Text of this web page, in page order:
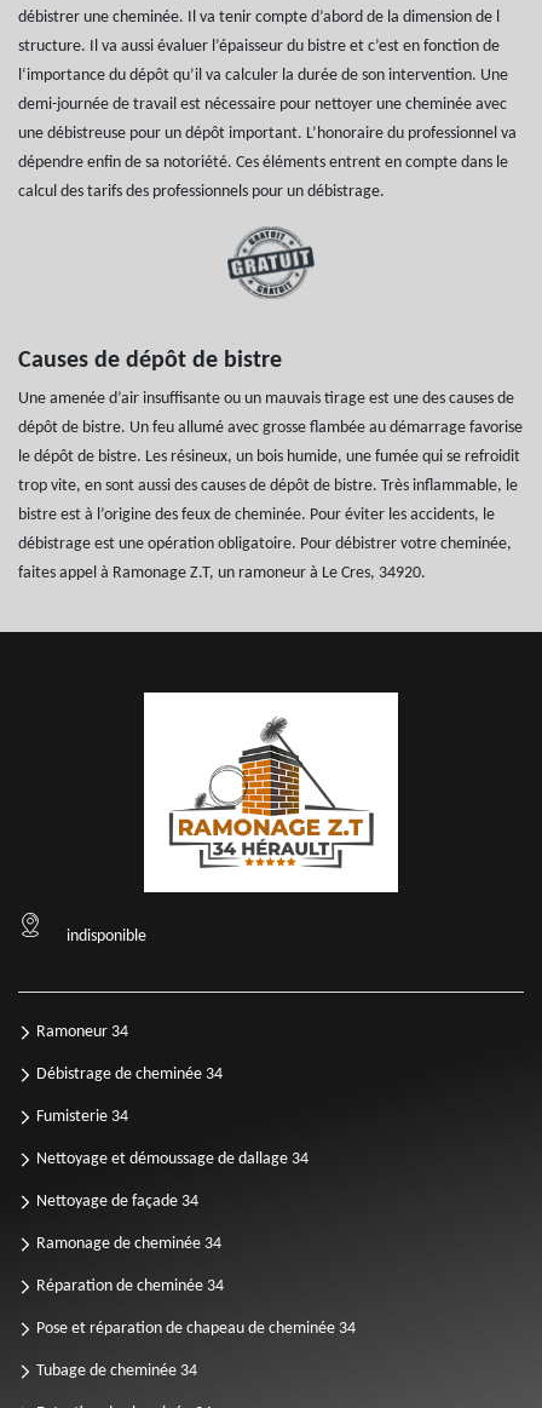
débistrer une cheminée. Il va tenir compte d’abord de la dimension de l
structure. Il va aussi évaluer l’épaisseur du bistre et c’est en fonction de
l‘importance du dépôt qu’il va calculer la durée de son intervention. Une
demi-journée de travail est nécessaire pour nettoyer une cheminée avec
une débistreuse pour un dépôt important. L’honoraire du professionnel va
dépendre enfin de sa notoriété. Ces éléments entrent en compte dans le
calcul des tarifs des professionnels pour un débistrage.
Causes de dépôt de bistre
Une amenée d’air insuffisante ou un mauvais tirage est une des causes de
dépôt de bistre. Un feu allumé avec grosse flambée au démarrage favorise
le dépôt de bistre. Les résineux, un bois humide, une fumée qui se refroidit
trop vite, en sont aussi des causes de dépôt de bistre. Très inflammable, le
bistre est à l’origine des feux de cheminée. Pour éviter les accidents, le
débistrage est une opération obligatoire. Pour débistrer votre cheminée,
faites appel à Ramonage Z.T, un ramoneur à Le Cres, 34920.
indisponible
Ramoneur 34
Débistrage de cheminée 34
Fumisterie 34
Nettoyage et démoussage de dallage 34
Nettoyage de façade 34
Ramonage de cheminée 34
Réparation de cheminée 34
Pose et réparation de chapeau de cheminée 34
Tubage de cheminée 34